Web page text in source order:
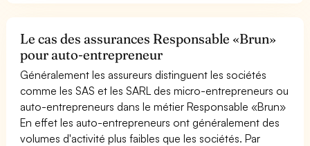
Le cas des assurances Responsable «Brun»
pour auto-entrepreneur
Généralement les assureurs distinguent les sociétés
comme les SAS et les SARL des micro-entrepreneurs ou
auto-entrepreneurs dans le métier Responsable «Brun»
En effet les auto-entrepreneurs ont généralement des
volumes d'activité plus faibles que les sociétés. Par